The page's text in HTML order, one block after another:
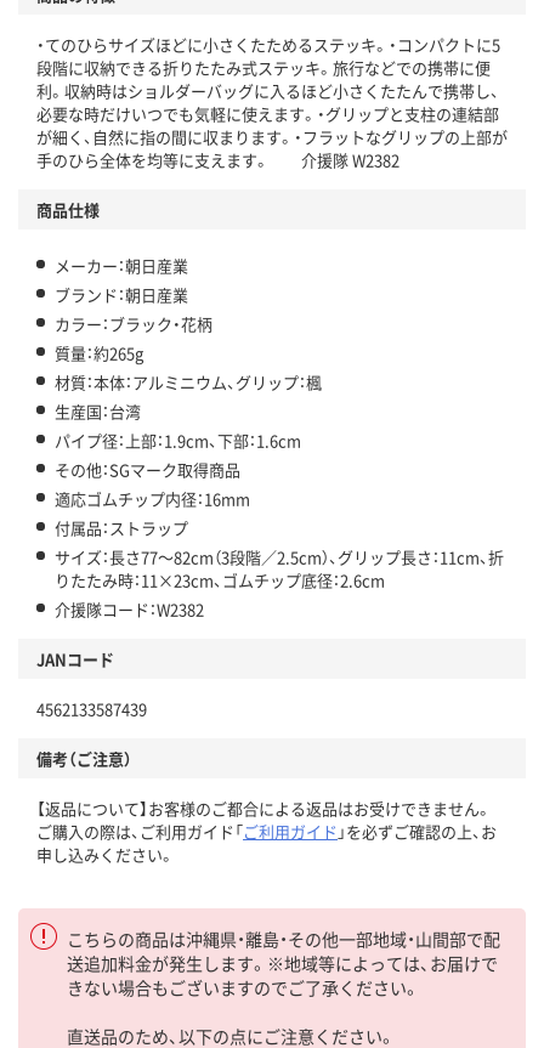
・てのひらサイズほどに小さくたためるステッキ。・コンパクトに5
段階に収納できる折りたたみ式ステッキ。旅行などでの携帯に便
利。収納時はショルダーバッグに入るほど小さくたたんで携帯し、
必要な時だけいつでも気軽に使えます。・グリップと支柱の連結部
が細く、自然に指の間に収まります。・フラットなグリップの上部が
手のひら全体を均等に支えます。 介援隊 W2382
商品仕様
メーカー：朝日産業
ブランド：朝日産業
カラー：ブラック・花柄
質量：約265g
材質：本体：アルミニウム、グリップ：楓
生産国：台湾
パイプ径：上部：1.9cm、下部：1.6cm
その他：SGマーク取得商品
適応ゴムチップ内径：16mm
付属品：ストラップ
サイズ：長さ77～82cm（3段階／2.5cm）、グリップ長さ：11cm、折
りたたみ時：11×23cm、ゴムチップ底径：2.6cm
介援隊コード：W2382
JANコード
4562133587439
備考（ご注意）
【返品について】お客様のご都合による返品はお受けできません。
ご購入の際は、ご利用ガイド「ご利用ガイド 」を必ずご確認の上、お
申し込みください。
こちらの商品は沖縄県・離島・その他一部地域・山間部で配
送追加料金が発生します。※地域等によっては、お届けで
きない場合もございますのでご了承ください。
直送品のため、以下の点にご注意ください。